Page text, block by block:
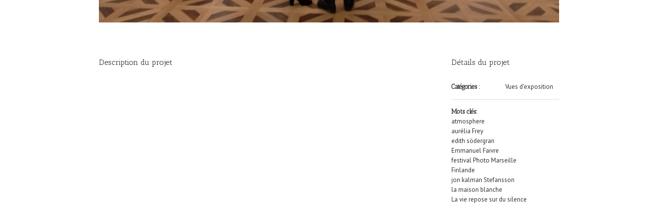
Description du projet Détails du projet
Catégories : Vues d'exposition
Mots clés:
atmosphere
aurélia Frey
edith södergran
Emmanuel Faivre
festival Photo Marseille
Finlande
jon kalman Stefansson
la maison blanche
La vie repose sur du silence